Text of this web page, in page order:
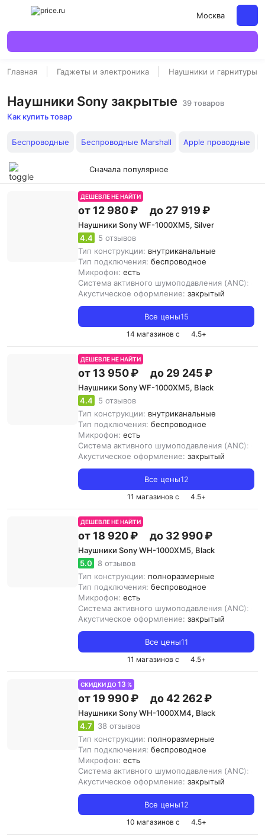
Москва
Главная Гаджеты и электроника Наушники и гарнитуры
Наушники Sony закрытые
39 товаров
Как купить товар
Беспроводные Беспроводные Marshall Apple проводные
Сначала популярное
ДЕШЕВЛЕ НЕ НАЙТИ
от 12 980 ₽ до 27 919 ₽
Наушники Sony WF-1000XM5, Silver
4.4
5 отзывов
Тип конструкции: внутриканальные
Тип подключения: беспроводное
Микрофон: есть
Система активного шумоподавления (ANC):
Акустическое оформление: закрытый
Все цены15
14 магазинов с 4.5+
ДЕШЕВЛЕ НЕ НАЙТИ
от 13 950 ₽ до 29 245 ₽
Наушники Sony WF-1000XM5, Black
4.4
5 отзывов
Тип конструкции: внутриканальные
Тип подключения: беспроводное
Микрофон: есть
Система активного шумоподавления (ANC):
Акустическое оформление: закрытый
Все цены12
11 магазинов с 4.5+
ДЕШЕВЛЕ НЕ НАЙТИ
от 18 920 ₽ до 32 990 ₽
Наушники Sony WH-1000XM5, Black
5.0
8 отзывов
Тип конструкции: полноразмерные
Тип подключения: беспроводное
Микрофон: есть
Система активного шумоподавления (ANC):
Акустическое оформление: закрытый
Все цены11
11 магазинов с 4.5+
СКИДКИ ДО13 %
от 19 990 ₽ до 42 262 ₽
Наушники Sony WH-1000XM4, Black
4.7
38 отзывов
Тип конструкции: полноразмерные
Тип подключения: беспроводное
Микрофон: есть
Система активного шумоподавления (ANC):
Акустическое оформление: закрытый
Все цены12
10 магазинов с 4.5+